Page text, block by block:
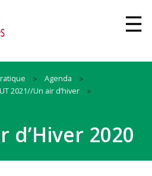
Agenda
2021//Un air d’hiver
d’Hiver 2020